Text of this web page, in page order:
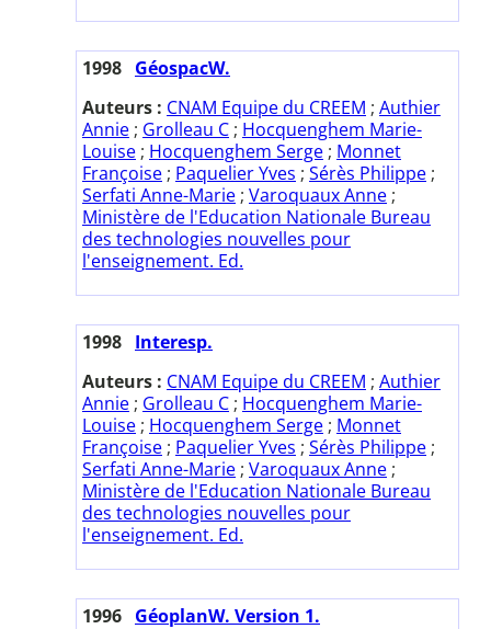
1998 GéospacW.
Auteurs : CNAM Equipe du CREEM ; Authier
Annie ; Grolleau C ; Hocquenghem Marie-
Louise ; Hocquenghem Serge ; Monnet
Françoise ; Paquelier Yves ; Sérès Philippe ;
Serfati Anne-Marie ; Varoquaux Anne ;
Ministère de l'Education Nationale Bureau
des technologies nouvelles pour
l'enseignement. Ed.
1998 Interesp.
Auteurs : CNAM Equipe du CREEM ; Authier
Annie ; Grolleau C ; Hocquenghem Marie-
Louise ; Hocquenghem Serge ; Monnet
Françoise ; Paquelier Yves ; Sérès Philippe ;
Serfati Anne-Marie ; Varoquaux Anne ;
Ministère de l'Education Nationale Bureau
des technologies nouvelles pour
l'enseignement. Ed.
1996 GéoplanW. Version 1.